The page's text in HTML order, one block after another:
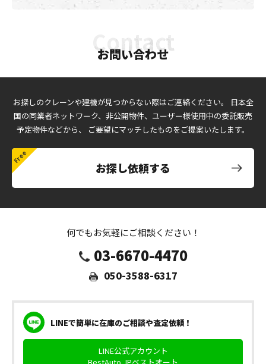
お問い合わせ
お探しのクレーンや建機が見つからない際はご連絡ください。
日本全
国の同業者ネットワーク、非公開物件、ユーザー様使用中の委託販売
予定物件などから、
ご要望にマッチしたものをご提案いたします。
お探し依頼する
何でもお気軽にご相談ください！
03-6670-4470
050-3588-6317
LINEで簡単に在庫のご相談や査定依頼！
LINE公式アカウント